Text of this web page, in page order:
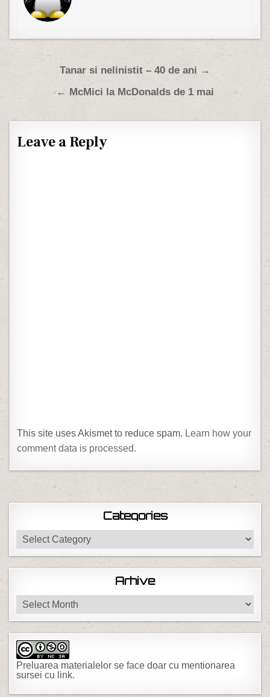
Post navigation
Tanar si nelinistit – 40 de ani →
← McMici la McDonalds de 1 mai
Leave a Reply
This site uses Akismet to reduce spam. Learn how your
comment data is processed.
Categories
Categories
Arhive
Arhive
Preluarea materialelor se face doar cu mentionarea
sursei cu link.